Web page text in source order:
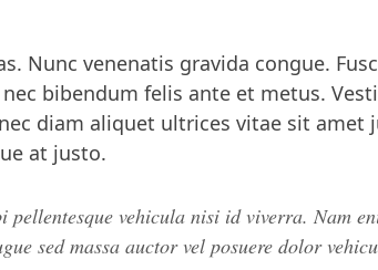
Nunc venenatis gravida congue.
bibendum felis ante et metus.
diam aliquet ultrices vitae sit amet
at justo.
vehicula nisi id viverra. Nam
sed massa auctor vel posuere dolor